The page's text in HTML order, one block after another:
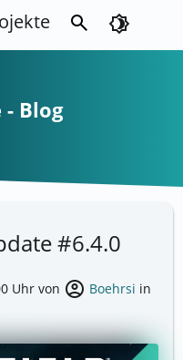
search brightness_4
- Blog
#6.4.0
Uhr von account_circle Boehrsi in